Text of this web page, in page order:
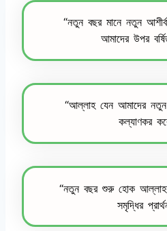
“নতুন বছর মানে নতুন
আমাদের উপর
“আল্লাহ যেন আমাদের
কল্যাণকর
“নতুন বছর শুরু হোক
সমৃদ্ধির